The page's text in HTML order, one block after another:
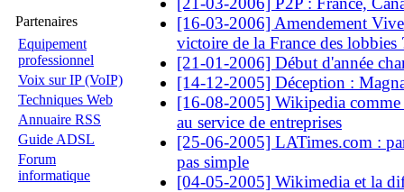
Partenaires
Equipement
professionnel
Voix sur IP (VoIP)
Techniques Web
Annuaire RSS
Guide ADSL
Forum
informatique
[16-03-2006] Amendement
victoire de la France des lobbies
[21-01-2006] Début d'année
[14-12-2005] Déception :
[16-08-2005] Wikipedia
au service de entreprises
[25-06-2005] LATimes.com :
pas simple
[04-05-2005] Wikimedia et la